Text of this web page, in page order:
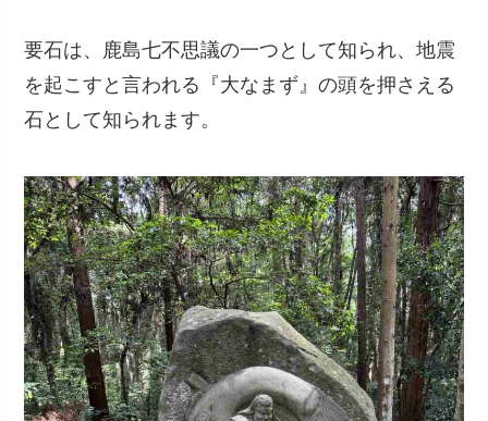
要石は、鹿島七不思議の一つとして知られ、地震
を起こすと言われる『大なまず』の頭を押さえる
石として知られます。